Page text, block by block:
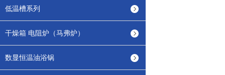
低温槽系列
干燥箱 电阻炉（马弗炉）
数显恒温油浴锅